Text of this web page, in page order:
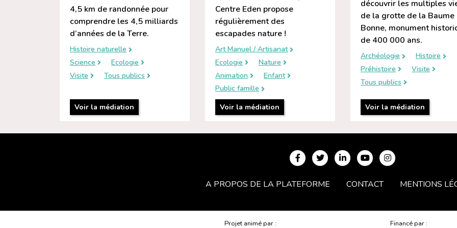
4,5 km de randonnée pour
comprendre les 4,5 milliards
d’années de la Terre.
Histoire naturelle
Science
Ecologie
Visite
Tous publics
Voir la médiation
Centre Eden propose
régulièrement des
escapades nature !
Art Manuel / Artisanat
Ecologie
Nature
Animation
Enfant
Public famille
Voir la médiation
découvrir les multiples
de la grotte de la Baume
Bonne, monument
de 400 000 ans.
Archéologie
Histoire
Préhistoire
Visite
Tous publics
Voir la médiation
A PROPOS DE LA PLATEFORME CONTACT MENTIONS
Projet animé par : Financé par :